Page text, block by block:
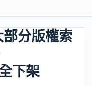
部分版權索
下架